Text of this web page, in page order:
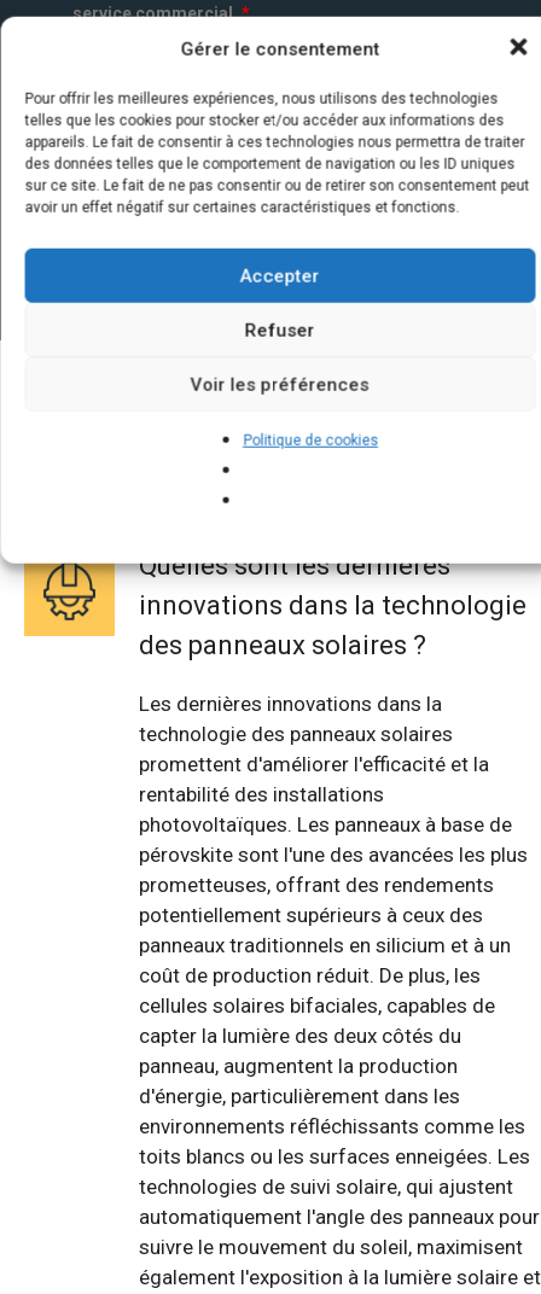
Gérer le consentement
Pour offrir les meilleures expériences, nous utilisons des technologies
telles que les cookies pour stocker et/ou accéder aux informations des
appareils. Le fait de consentir à ces technologies nous permettra de traiter
des données telles que le comportement de navigation ou les ID uniques
sur ce site. Le fait de ne pas consentir ou de retirer son consentement peut
avoir un effet négatif sur certaines caractéristiques et fonctions.
Accepter
Refuser
Voir les préférences
Politique de cookies
service commercial.*
Quelques infos sur nos centrales
solaires : questions et réponses
Quelles sont les dernières
innovations dans la technologie
des panneaux solaires ?
Les dernières innovations dans la
technologie des panneaux solaires
promettent d'améliorer l'efficacité et la
rentabilité des installations
photovoltaïques. Les panneaux à base de
pérovskite sont l'une des avancées les plus
prometteuses, offrant des rendements
potentiellement supérieurs à ceux des
panneaux traditionnels en silicium et à un
coût de production réduit. De plus, les
cellules solaires bifaciales, capables de
capter la lumière des deux côtés du
panneau, augmentent la production
d'énergie, particulièrement dans les
environnements réfléchissants comme les
toits blancs ou les surfaces enneigées. Les
technologies de suivi solaire, qui ajustent
automatiquement l'angle des panneaux pour
suivre le mouvement du soleil, maximisent
également l'exposition à la lumière solaire et